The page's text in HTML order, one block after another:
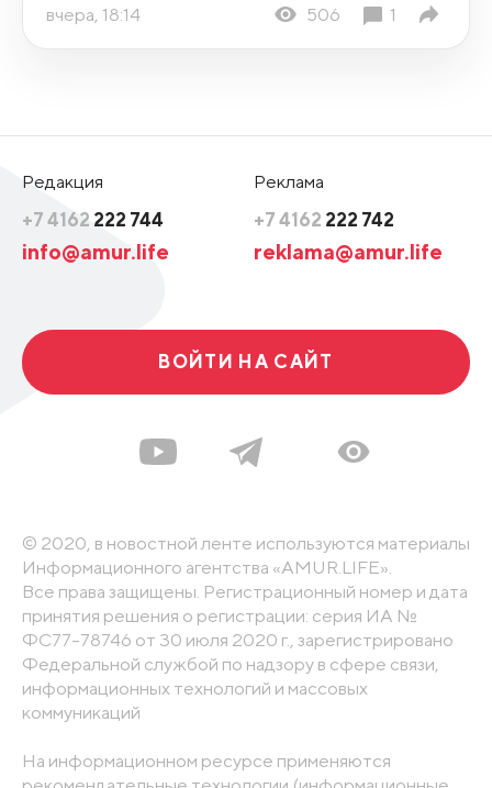
вчера, 18:14 506 1
Редакция
+7 4162 222 744
info@amur.life
Реклама
+7 4162 222 742
reklama@amur.life
ВОЙТИ НА САЙТ
© 2020, в новостной ленте используются материалы
Информационного агентства «AMUR.LIFE».
Все права защищены. Регистрационный номер и дата
принятия решения о регистрации: серия ИА №
ФС77-78746 от 30 июля 2020 г., зарегистрировано
Федеральной службой по надзору в сфере связи,
информационных технологий и массовых
коммуникаций
На информационном ресурсе применяются